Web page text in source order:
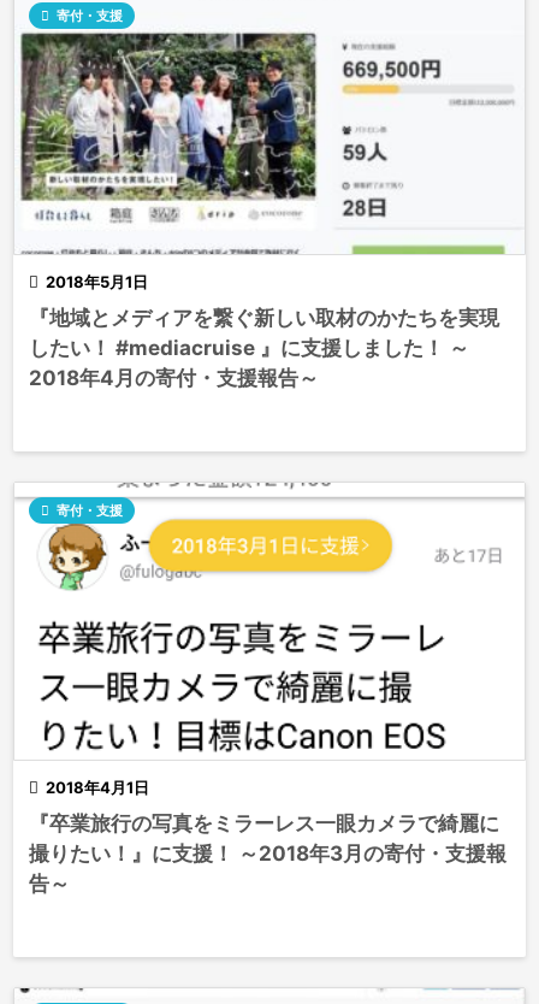
 2018年5月1日
 寄付・支援
『地域とメディアを繋ぐ新しい取材のかたちを実現
したい！ #mediacruise 』に支援しました！ ～
2018年4月の寄付・支援報告～
 2018年4月1日
 寄付・支援
『卒業旅行の写真をミラーレス一眼カメラで綺麗に
撮りたい！』に支援！ ～2018年3月の寄付・支援報
告～